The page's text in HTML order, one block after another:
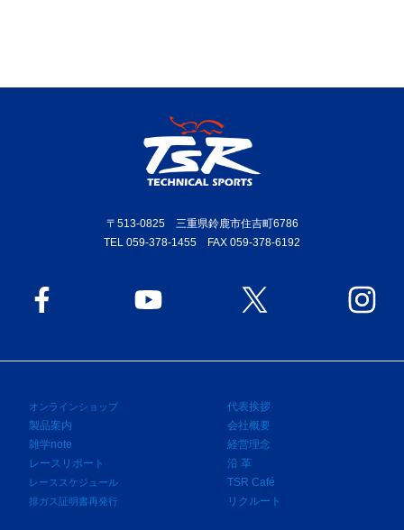
〒513-0825 三重県鈴鹿市住吉町6786
TEL 059-378-1455 FAX 059-378-6192
オンラインショップ
代表挨拶
製品案内
会社概要
雑学note
経営理念
レースリポート
沿 革
レーススケジュール TSR Café
排ガス証明書再発行 リクルート